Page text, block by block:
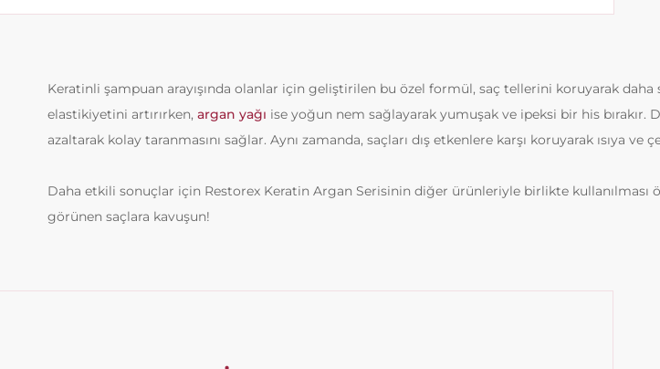
Keratinli şampuan arayışında olanlar için geliştirilen bu özel formül, saç tellerini koruyarak daha
elastikiyetini artırırken, argan yağı ise yoğun nem sağlayarak yumuşak ve ipeksi bir his
azaltarak kolay taranmasını sağlar. Aynı zamanda, saçları dış etkenlere karşı koruyarak ısıya
Daha etkili sonuçlar için Restorex Keratin Argan Serisinin diğer ürünleriyle birlikte kullanılması
görünen saçlara kavuşun!